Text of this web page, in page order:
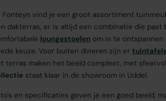
Fonteyn vind je een groot assortiment
dakterras, er is altijd een combinatie die
loungestoelen om in te ontspannen
keuze. Voor buiten dineren zijn er tuintafels
terras maken het beeld compleet, met
staat klaar in de showroom in Uddel.
en specificaties geven je een goed beeld,